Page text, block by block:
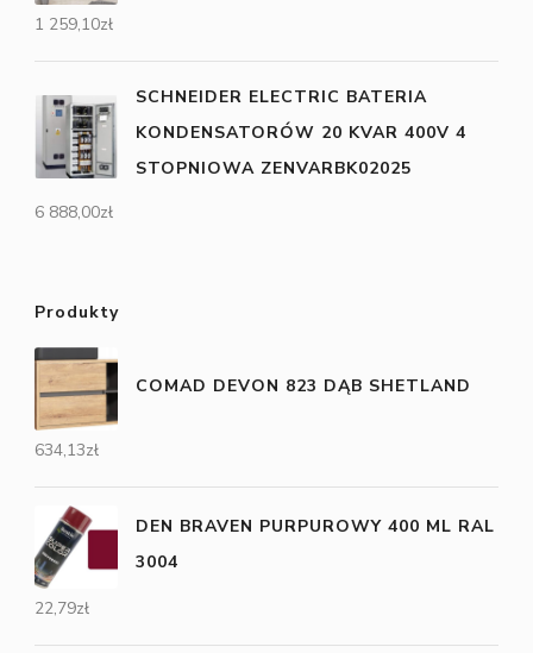
1 259,10zł
SCHNEIDER ELECTRIC BATERIA
KONDENSATORÓW 20 KVAR 400V 4
STOPNIOWA ZENVARBK02025
6 888,00zł
Produkty
COMAD DEVON 823 DĄB SHETLAND
634,13zł
DEN BRAVEN PURPUROWY 400 ML RAL
3004
22,79zł